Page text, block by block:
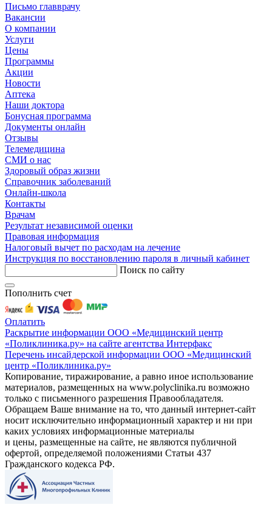
Письмо главврачу
Вакансии
О компании
Услуги
Цены
Программы
Акции
Новости
Аптека
Наши доктора
Бонусная программа
Документы онлайн
Отзывы
Телемедицина
СМИ о нас
Здоровый образ жизни
Справочник заболеваний
Онлайн-школа
Контакты
Врачам
Результат независимой оценки
Правовая информация
Налоговый вычет по расходам на лечение
Инструкция по восстановлению пароля в личный кабинет
Поиск по сайту
Пополнить счет
Оплатить
Раскрытие информации ООО «Медицинский центр
«Поликлиника.ру» на сайте агентства Интерфакс
Перечень инсайдерской информации ООО «Медицинский
центр «Поликлиника.ру»
Копирование, тиражирование, а равно иное использование
материалов, размещенных на www.polyclinika.ru возможно
только с письменного разрешения Правообладателя.
Обращаем Ваше внимание на то, что данный интернет-сайт
носит исключительно информационный характер и ни при
каких условиях информационные материалы
и цены, размещенные на сайте, не являются публичной
офертой, определяемой положениями Статьи 437
Гражданского кодекса РФ.